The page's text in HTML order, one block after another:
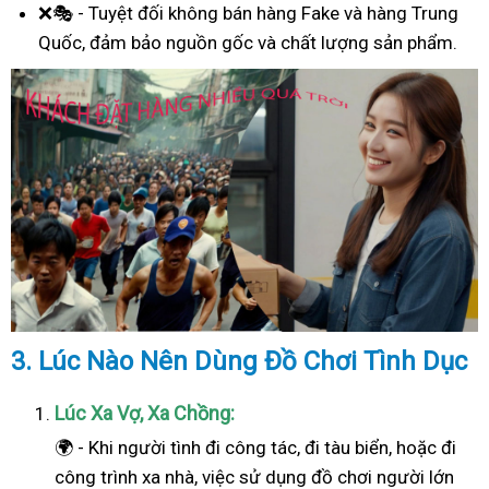
❌🎭 - Tuyệt đối không bán hàng Fake và hàng Trung
Quốc, đảm bảo nguồn gốc và chất lượng sản phẩm.
3. Lúc Nào Nên Dùng Đồ Chơi Tình Dục
Lúc Xa Vợ, Xa Chồng:
🌍 - Khi người tình đi công tác, đi tàu biển, hoặc đi
công trình xa nhà, việc sử dụng đồ chơi người lớn